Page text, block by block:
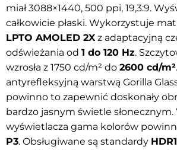
miał3088×1440, 500 ppi, 19,3:9.
całkowicie płaski. Wykorzystuje
LPTO AMOLED 2Xz adaptacyjną
odświeżania od 1 do 120 Hz.
wzrosła z 1750 cd/m² do 2600 cd/m²
antyrefleksyjną warstwą Gorilla
powinno to zapewnić doskonały
bardzo jasnym świetle
wyświetlacza gama kolorów
P3. Obsługiwane są standardy